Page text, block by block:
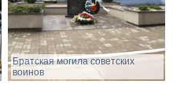
Братская могила советских
воинов